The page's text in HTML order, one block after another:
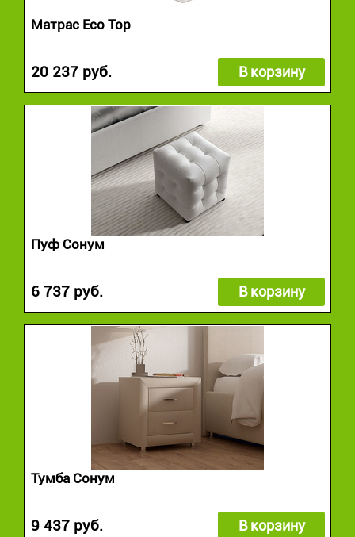
Матрас Eco Top
20 237 руб. В корзину
Пуф Сонум
6 737 руб. В корзину
Тумба Сонум
9 437 руб. В корзину